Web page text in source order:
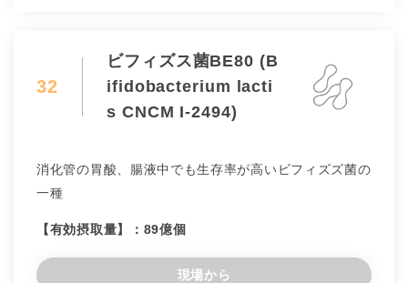
32
ビフィズス菌BE80 (B
ifidobacterium lacti
s CNCM I-2494)
消化管の胃酸、腸液中でも生存率が高いビフィズズ菌の
一種
【有効摂取量】：89億個
現場から